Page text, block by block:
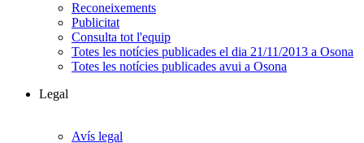
Reconeixements
Publicitat
Consulta tot l'equip
Totes les notícies publicades el dia 21/11/2013 a Osona
Totes les notícies publicades avui a Osona
Legal
Avís legal